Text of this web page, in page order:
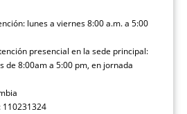
lunes a viernes 8:00 a.m. a 5:00
presencial en la sede principal:
de 8:00am a 5:00 pm, en jornada
110231324